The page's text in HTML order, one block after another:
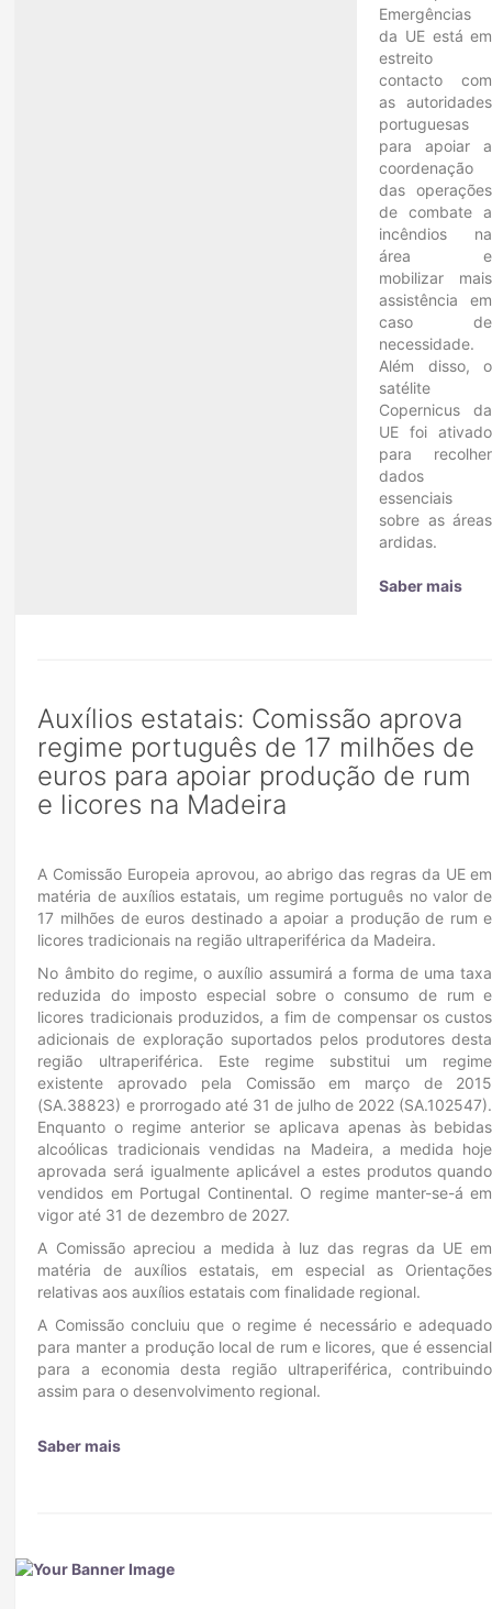
Emergências
da UE está em
estreito
contacto com
as autoridades
portuguesas
para apoiar a
coordenação
das operações
de combate a
incêndios na
área e
mobilizar mais
assistência em
caso de
necessidade.
Além disso, o
satélite
Copernicus da
UE foi ativado
para recolher
dados
essenciais
sobre as áreas
ardidas.
Saber mais
Auxílios estatais: Comissão aprova
regime português de 17 milhões de
euros para apoiar produção de rum
e licores na Madeira
A Comissão Europeia aprovou, ao abrigo das regras da UE em
matéria de auxílios estatais, um regime português no valor de
17 milhões de euros destinado a apoiar a produção de rum e
licores tradicionais na região ultraperiférica da Madeira.
No âmbito do regime, o auxílio assumirá a forma de uma taxa
reduzida do imposto especial sobre o consumo de rum e
licores tradicionais produzidos, a fim de compensar os custos
adicionais de exploração suportados pelos produtores desta
região ultraperiférica. Este regime substitui um regime
existente aprovado pela Comissão em março de 2015
(SA.38823) e prorrogado até 31 de julho de 2022 (SA.102547).
Enquanto o regime anterior se aplicava apenas às bebidas
alcoólicas tradicionais vendidas na Madeira, a medida hoje
aprovada será igualmente aplicável a estes produtos quando
vendidos em Portugal Continental. O regime manter-se-á em
vigor até 31 de dezembro de 2027.
A Comissão apreciou a medida à luz das regras da UE em
matéria de auxílios estatais, em especial as Orientações
relativas aos auxílios estatais com finalidade regional.
A Comissão concluiu que o regime é necessário e adequado
para manter a produção local de rum e licores, que é essencial
para a economia desta região ultraperiférica, contribuindo
assim para o desenvolvimento regional.
Saber mais